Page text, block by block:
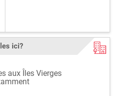
ici?
aux Îles Vierges